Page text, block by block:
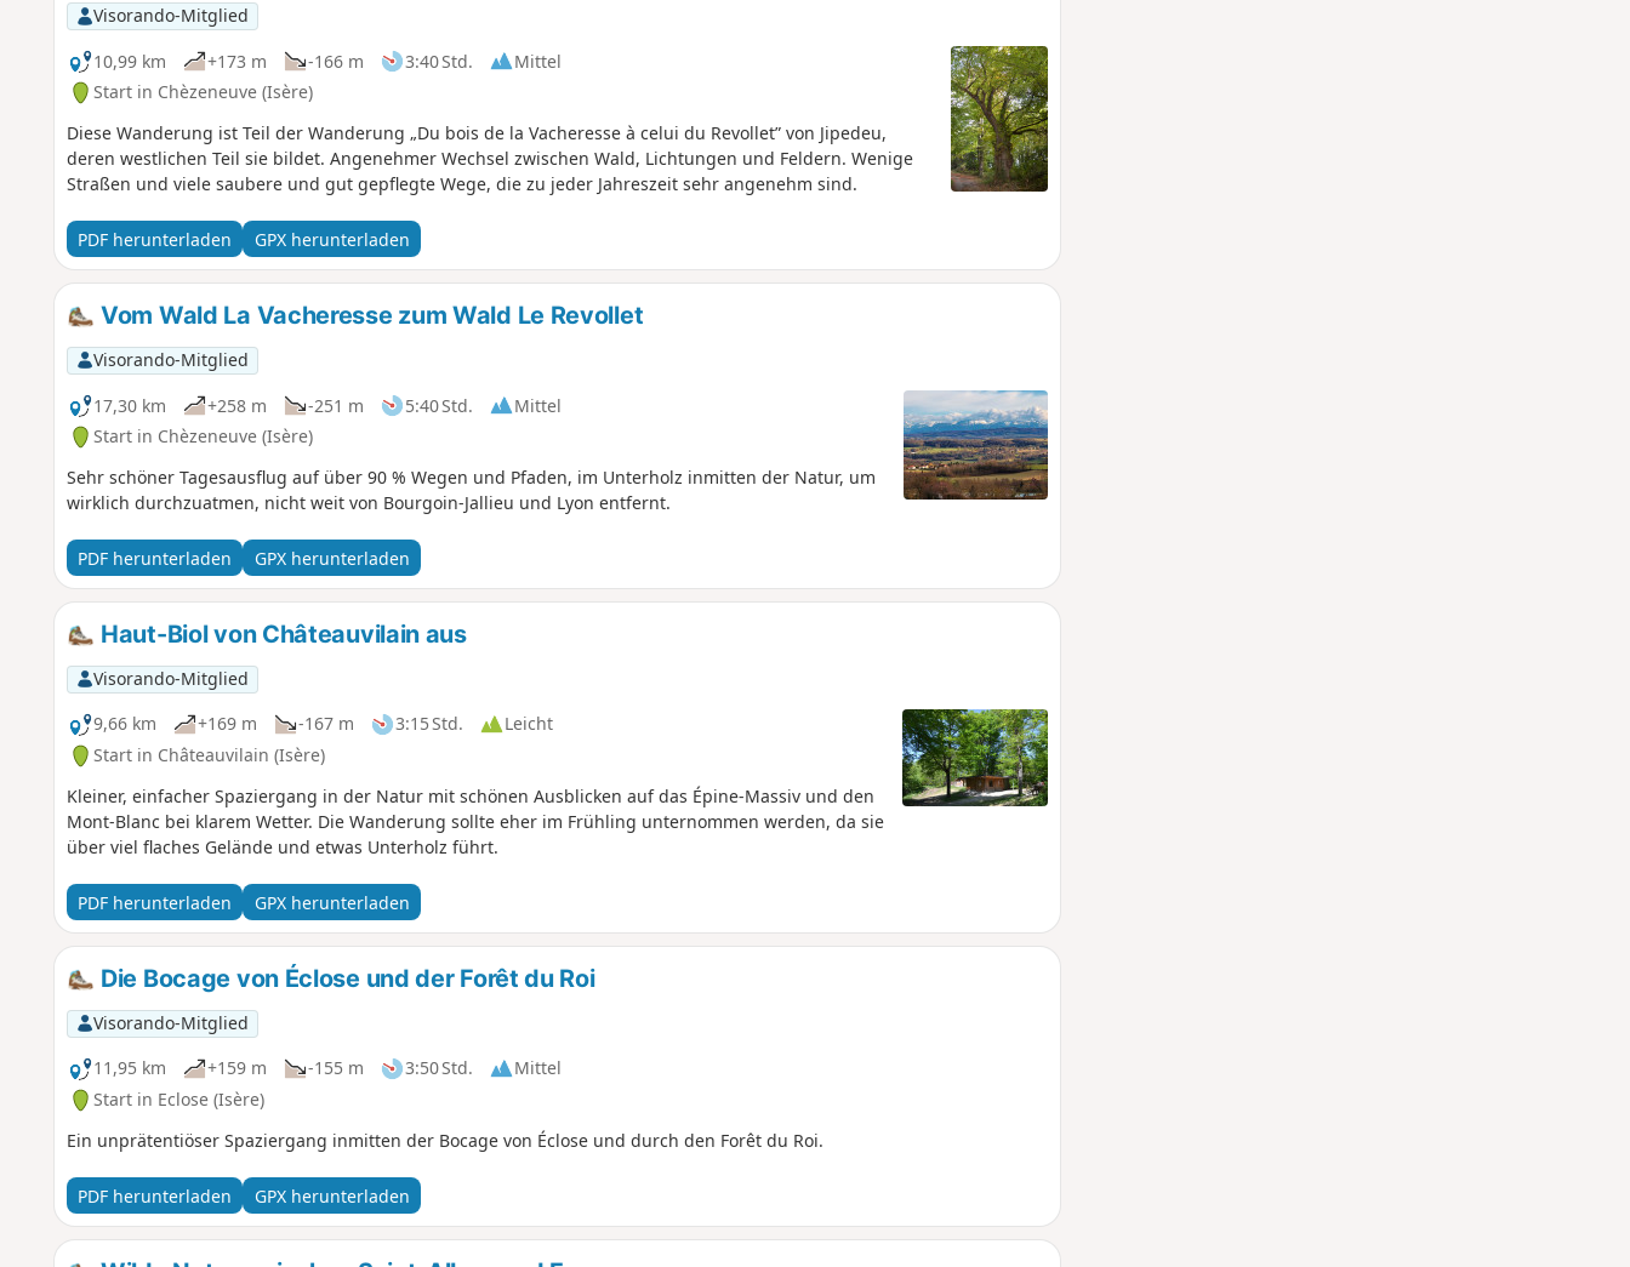
Visorando-Mitglied
10,99 km
+173 m -166 m 3:40 Std.
Mittel
Start in Chèzeneuve (Isère)
Diese Wanderung ist Teil der Wanderung „Du bois de la Vacheresse à celui du Revollet” von Jipedeu,
deren westlichen Teil sie bildet. Angenehmer Wechsel zwischen Wald, Lichtungen und Feldern. Wenige
Straßen und viele saubere und gut gepflegte Wege, die zu jeder Jahreszeit sehr angenehm sind.
PDF herunterladen GPX herunterladen
Vom Wald La Vacheresse zum Wald Le Revollet
Visorando-Mitglied
17,30 km
+258 m -251 m 5:40 Std.
Mittel
Start in Chèzeneuve (Isère)
Sehr schöner Tagesausflug auf über 90 % Wegen und Pfaden, im Unterholz inmitten der Natur, um
wirklich durchzuatmen, nicht weit von Bourgoin-Jallieu und Lyon entfernt.
PDF herunterladen GPX herunterladen
Haut-Biol von Châteauvilain aus
Visorando-Mitglied
9,66 km
+169 m -167 m 3:15 Std.
Leicht
Start in Châteauvilain (Isère)
Kleiner, einfacher Spaziergang in der Natur mit schönen Ausblicken auf das Épine-Massiv und den
Mont-Blanc bei klarem Wetter. Die Wanderung sollte eher im Frühling unternommen werden, da sie
über viel flaches Gelände und etwas Unterholz führt.
PDF herunterladen GPX herunterladen
Die Bocage von Éclose und der Forêt du Roi
Visorando-Mitglied
11,95 km
+159 m -155 m 3:50 Std.
Mittel
Start in Eclose (Isère)
Ein unprätentiöser Spaziergang inmitten der Bocage von Éclose und durch den Forêt du Roi.
PDF herunterladen GPX herunterladen